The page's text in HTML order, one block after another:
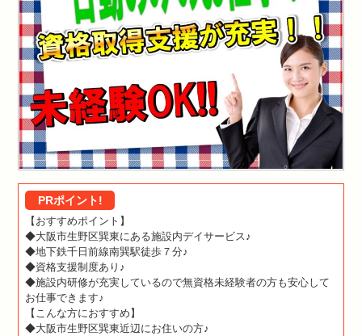
PRポイント!
【おすすめポイント】
◆大阪市生野区巽東にある施設内デイサービス♪
◆地下鉄千日前線南巽駅徒歩７分♪
◆資格支援制度あり♪
◆施設内研修が充実しているので無資格未経験者の方も安心して
お仕事できます♪
【こんな方におすすめ】
◆大阪市生野区巽東近辺にお住いの方♪